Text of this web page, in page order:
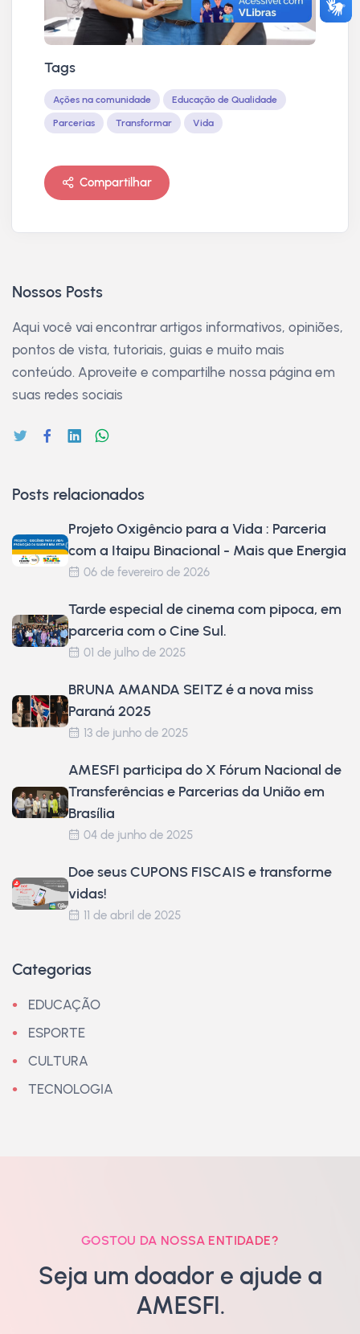
Tags
Ações na comunidade Educação de Qualidade
Parcerias Transformar Vida
Compartilhar
Nossos Posts
Aqui você vai encontrar artigos informativos, opiniões,
pontos de vista, tutoriais, guias e muito mais
conteúdo. Aproveite e compartilhe nossa página em
suas redes sociais
Posts relacionados
Projeto Oxigêncio para a Vida : Parceria
com a Itaipu Binacional - Mais que Energia
06 de fevereiro de 2026
Tarde especial de cinema com pipoca, em
parceria com o Cine Sul.
01 de julho de 2025
BRUNA AMANDA SEITZ é a nova miss
Paraná 2025
13 de junho de 2025
AMESFI participa do X Fórum Nacional de
Transferências e Parcerias da União em
Brasília
04 de junho de 2025
Doe seus CUPONS FISCAIS e transforme
vidas!
11 de abril de 2025
Categorias
EDUCAÇÃO
ESPORTE
CULTURA
TECNOLOGIA
GOSTOU DA NOSSA ENTIDADE?
Seja um doador e ajude a
AMESFI.